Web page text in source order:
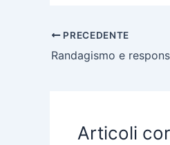
e
b
PRECEDENTE
Randagismo e
Articoli